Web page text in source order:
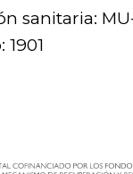
sanitaria:
1901